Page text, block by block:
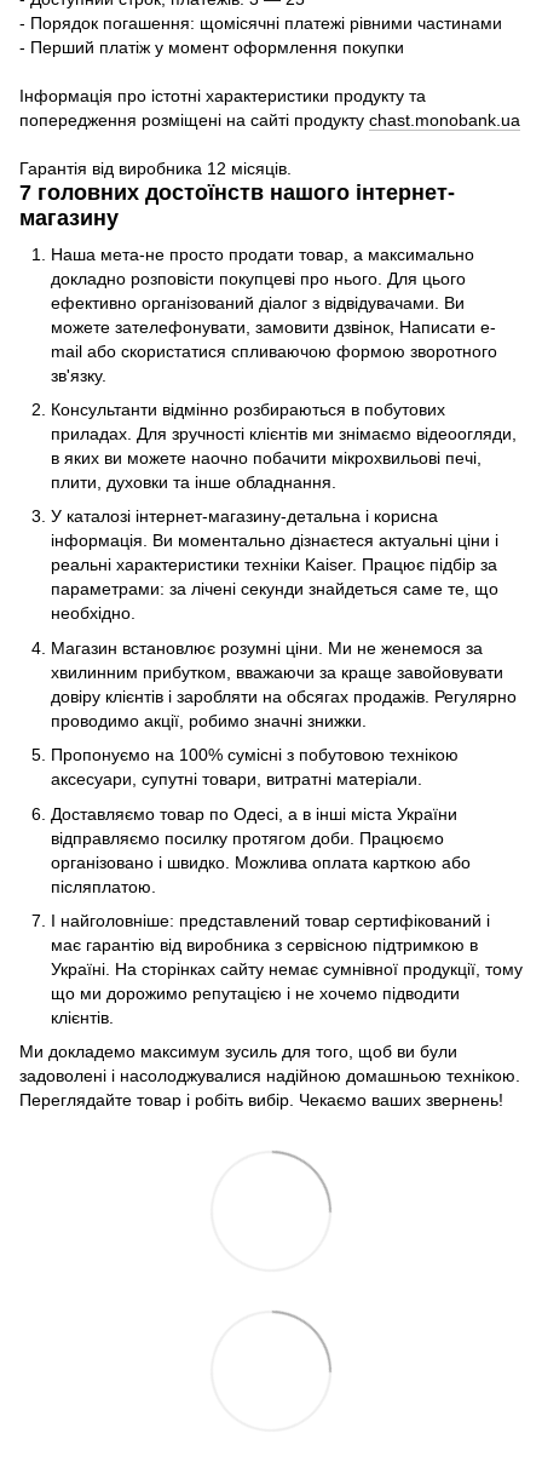
- Порядок погашення: щомісячні платежі рівними частинами
- Перший платіж у момент оформлення покупки
Інформація про істотні характеристики продукту та
попередження розміщені на сайті продукту chast.monobank.ua
Гарантія від виробника 12 місяців.
7 головних достоїнств нашого інтернет-
магазину
Наша мета-не просто продати товар, а максимально
докладно розповісти покупцеві про нього. Для цього
ефективно організований діалог з відвідувачами. Ви
можете зателефонувати, замовити дзвінок, Написати e-
mail або скористатися спливаючою формою зворотного
зв'язку.
Консультанти відмінно розбираються в побутових
приладах. Для зручності клієнтів ми знімаємо відеоогляди,
в яких ви можете наочно побачити мікрохвильові печі,
плити, духовки та інше обладнання.
У каталозі інтернет-магазину-детальна і корисна
інформація. Ви моментально дізнаєтеся актуальні ціни і
реальні характеристики техніки Kaiser. Працює підбір за
параметрами: за лічені секунди знайдеться саме те, що
необхідно.
Магазин встановлює розумні ціни. Ми не женемося за
хвилинним прибутком, вважаючи за краще завойовувати
довіру клієнтів і заробляти на обсягах продажів. Регулярно
проводимо акції, робимо значні знижки.
Пропонуємо на 100% сумісні з побутовою технікою
аксесуари, супутні товари, витратні матеріали.
Доставляємо товар по Одесі, а в інші міста України
відправляємо посилку протягом доби. Працюємо
організовано і швидко. Можлива оплата карткою або
післяплатою.
І найголовніше: представлений товар сертифікований і
має гарантію від виробника з сервісною підтримкою в
Україні. На сторінках сайту немає сумнівної продукції, тому
що ми дорожимо репутацією і не хочемо підводити
клієнтів.
Ми докладемо максимум зусиль для того, щоб ви були
задоволені і насолоджувалися надійною домашньою технікою.
Переглядайте товар і робіть вибір. Чекаємо ваших звернень!